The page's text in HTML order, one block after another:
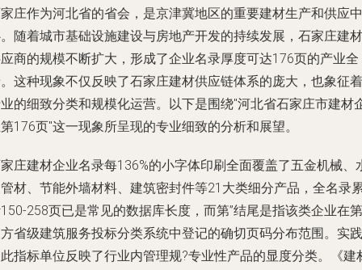
庄作为河北省的省会，是京津冀地区的重要建材生产和供应中
随着城市基础设施建设与房地产开发的持续发展，石家庄建材
商的规模不断扩大，形成了企业名录厚度可达176页的产业全
这种现象不仅反映了石家庄建材供应链体系的庞大，也象征着
的细致分类和规模化运营。以下是围绕"河北省石家庄市建材
176页"这一现象所呈现的专业细致的分析和展望。
庄建材企业名录每136%的小字体印刷全面覆盖了五金机械、
材、节能外墙材料、建筑密封件等21大类细分产品，全名录
258页已是常见的数据库长度，而第”结尾是指该类企业在第
省级建筑服务投标分类系统中登记的确切页码分布范围。实践
指标单位反映了行业内管理规?专业性产品的显度分类。《建